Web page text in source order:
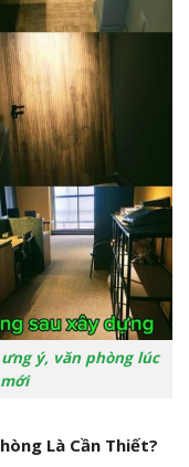
ý, văn phòng lúc
Là Cần Thiết?